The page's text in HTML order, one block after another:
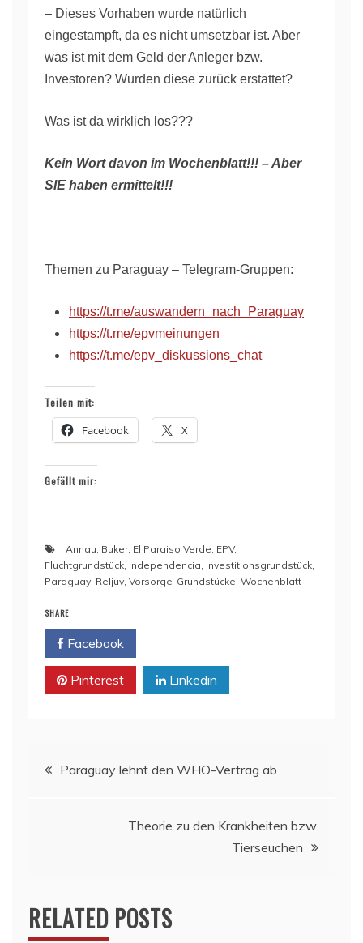
– Dieses Vorhaben wurde natürlich
eingestampft, da es nicht umsetzbar ist. Aber
was ist mit dem Geld der Anleger bzw.
Investoren? Wurden diese zurück erstattet?
Was ist da wirklich los???
Kein Wort davon im Wochenblatt!!! – Aber
SIE haben ermittelt!!!
Themen zu Paraguay – Telegram-Gruppen:
https://t.me/auswandern_nach_Paraguay
https://t.me/epvmeinungen
https://t.me/epv_diskussions_chat
Teilen mit:
Facebook X
Gefällt mir:
Annau, Buker, El Paraiso Verde, EPV,
Fluchtgrundstück, Independencia, Investitionsgrundstück,
Paraguay, Reljuv, Vorsorge-Grundstücke, Wochenblatt
SHARE
Facebook
Pinterest Linkedin
Beitragsnavigation
Paraguay lehnt den WHO-Vertrag ab
Theorie zu den Krankheiten bzw.
Tierseuchen
RELATED POSTS